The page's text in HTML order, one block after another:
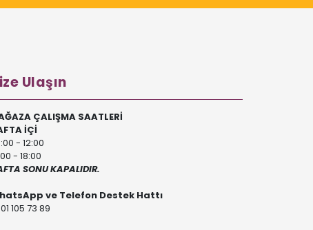
Ulaşın
ÇALIŞMA SAATLERİ
İÇİ
- 12:00
- 18:00
SONU KAPALIDIR.
ve Telefon Destek Hattı
105 73 89